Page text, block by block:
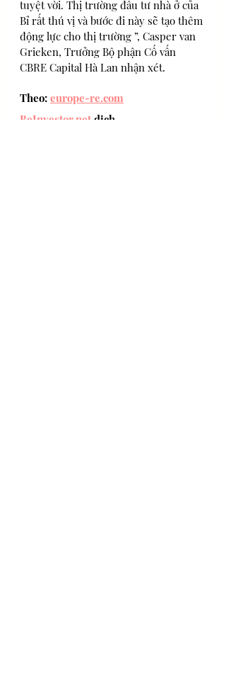
tuyệt vời. Thị trường đầu tư nhà ở của
Bỉ rất thú vị và bước đi này sẽ tạo thêm
động lực cho thị trường ”, Casper van
Grieken, Trưởng Bộ phận Cố vấn
CBRE Capital Hà Lan nhận xét.
Theo: europe-re.com
BeInvestor.net dịch